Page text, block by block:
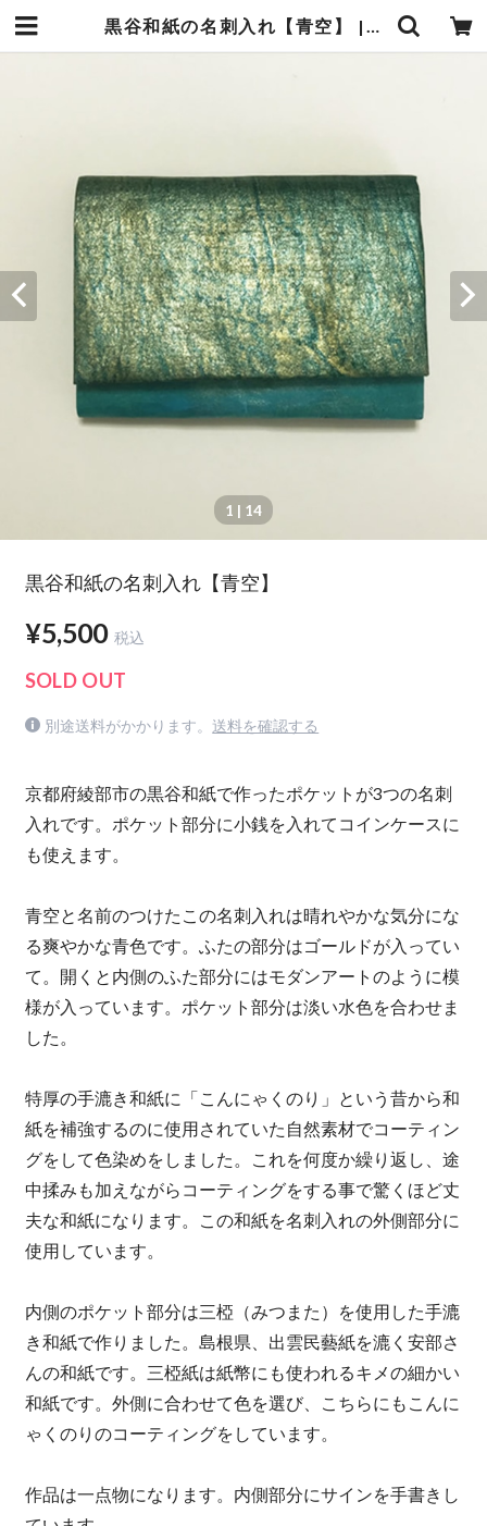
黒谷和紙の名刺入れ【青空】 | 暮らしの中の和紙のかたち
1 | 14
黒谷和紙の名刺入れ【青空】
¥5,500 税込
SOLD OUT
別途送料がかかります。 送料を確認する
京都府綾部市の黒谷和紙で作ったポケットが3つの名刺
入れです。ポケット部分に小銭を入れてコインケースに
も使えます。
青空と名前のつけたこの名刺入れは晴れやかな気分にな
る爽やかな青色です。ふたの部分はゴールドが入ってい
て。開くと内側のふた部分にはモダンアートのように模
様が入っています。ポケット部分は淡い水色を合わせま
した。
特厚の手漉き和紙に「こんにゃくのり」という昔から和
紙を補強するのに使用されていた自然素材でコーティン
グをして色染めをしました。これを何度か繰り返し、途
中揉みも加えながらコーティングをする事で驚くほど丈
夫な和紙になります。この和紙を名刺入れの外側部分に
使用しています。
内側のポケット部分は三椏（みつまた）を使用した手漉
き和紙で作りました。島根県、出雲民藝紙を漉く安部さ
んの和紙です。三椏紙は紙幣にも使われるキメの細かい
和紙です。外側に合わせて色を選び、こちらにもこんに
ゃくのりのコーティングをしています。
作品は一点物になります。内側部分にサインを手書きし